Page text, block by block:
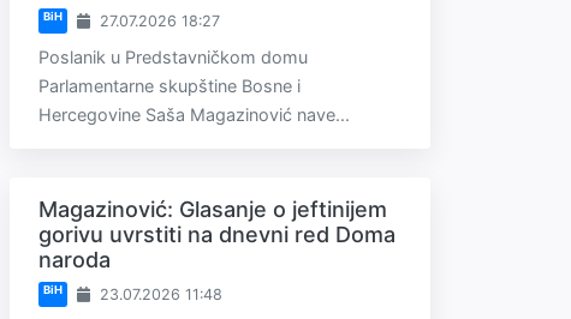
BiH 27.07.2026 18:27
Poslanik u Predstavničkom domu
Parlamentarne skupštine Bosne i
Hercegovine Saša Magazinović nave...
Magazinović: Glasanje o jeftinijem
gorivu uvrstiti na dnevni red Doma
naroda
BiH 23.07.2026 11:48